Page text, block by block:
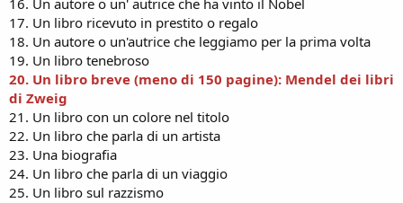
17. Un libro ricevuto in prestito o regalo
18. Un autore o un'autrice che leggiamo per la prima volta
19. Un libro tenebroso
20. Un libro breve (meno di 150 pagine): Mendel dei libri
di Zweig
21. Un libro con un colore nel titolo
22. Un libro che parla di un artista
23. Una biografia
24. Un libro che parla di un viaggio
25. Un libro sul razzismo